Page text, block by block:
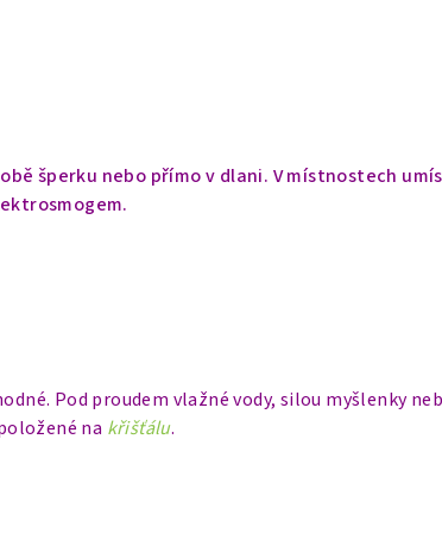
šperku nebo přímo v dlani. V místnostech
Pod proudem vlažné vody, silou myšlenky
na křišťálu.